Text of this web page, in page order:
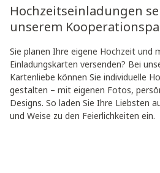
Hochzeitseinladungen
unserem
Sie planen Ihre eigene Hochzeit und
Einladungskarten versenden? Bei
Kartenliebe können Sie individuelle
gestalten – mit eigenen Fotos,
Designs. So laden Sie Ihre Liebsten
und Weise zu den Feierlichkeiten ein.